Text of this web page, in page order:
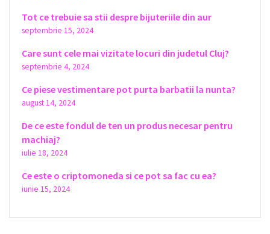
Tot ce trebuie sa stii despre bijuteriile din aur
septembrie 15, 2024
Care sunt cele mai vizitate locuri din judetul Cluj?
septembrie 4, 2024
Ce piese vestimentare pot purta barbatii la nunta?
august 14, 2024
De ce este fondul de ten un produs necesar pentru
machiaj?
iulie 18, 2024
Ce este o criptomoneda si ce pot sa fac cu ea?
iunie 15, 2024